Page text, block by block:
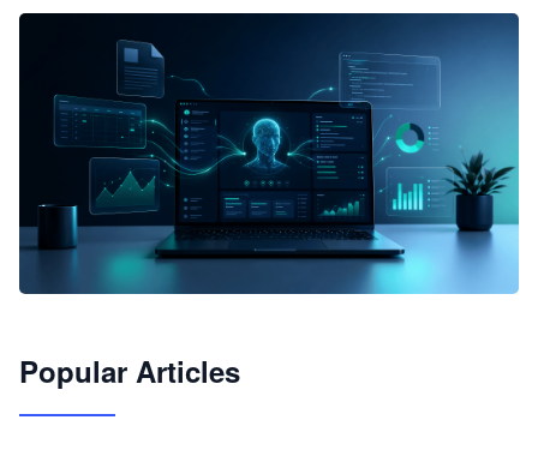
JimoClaw 桌面 AI Agent 工作台
Popular Articles